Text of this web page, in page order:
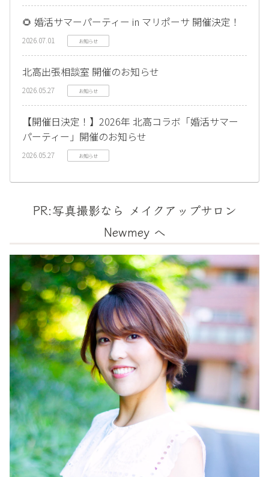
🌻 婚活サマーパーティー in マリポーサ 開催決定！
2026.07.01 お知らせ
北高出張相談室 開催のお知らせ
2026.05.27 お知らせ
【開催日決定！】2026年 北高コラボ「婚活サマー
パーティー」開催のお知らせ
2026.05.27 お知らせ
PR:写真撮影なら メイクアップサロン
Newmey​ へ